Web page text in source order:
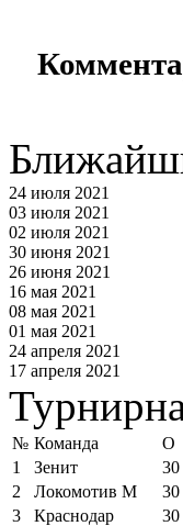
24 июля 2021
03 июля 2021
02 июля 2021
30 июня 2021
26 июня 2021
16 мая 2021
08 мая 2021
01 мая 2021
24 апреля 2021
17 апреля 2021
№ Команда О
1
Зенит 30
2
Локомотив М 30
3
Краснодар 30